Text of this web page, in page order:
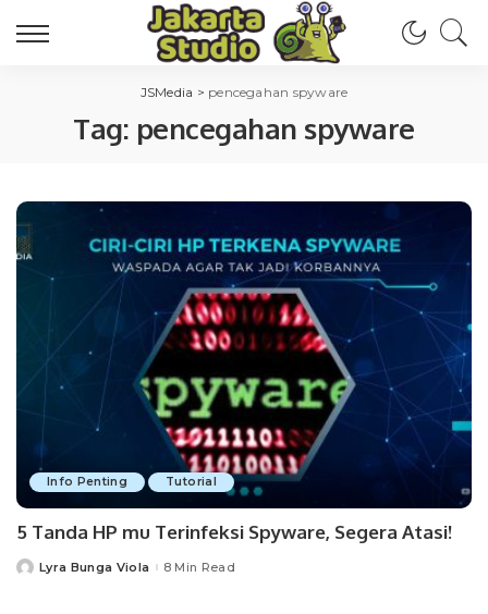
JSMedia > pencegahan spyware
Tag: pencegahan spyware
Info Penting Tutorial
5 Tanda HP mu Terinfeksi Spyware, Segera Atasi!
PostedLyra Bunga Viola 8 Min Read